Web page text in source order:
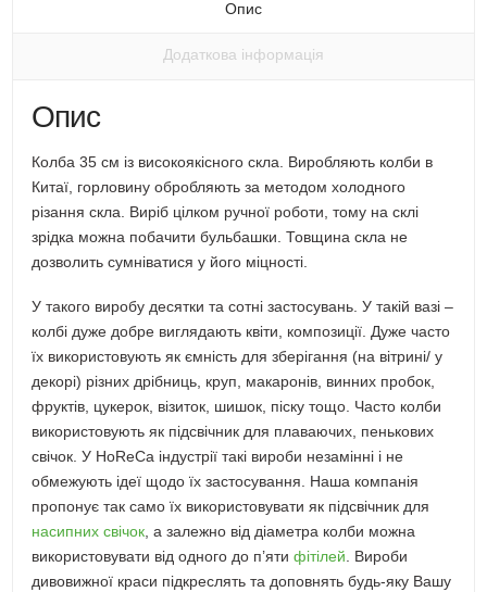
Опис
Додаткова інформація
Опис
Колба 35 см із високоякісного скла. Виробляють колби в
Китаї, горловину обробляють за методом холодного
різання скла. Виріб цілком ручної роботи, тому на склі
зрідка можна побачити бульбашки. Товщина скла не
дозволить сумніватися у його міцності.
У такого виробу десятки та сотні застосувань. У такій вазі –
колбі дуже добре виглядають квіти, композиції. Дуже часто
їх використовують як ємність для зберігання (на вітрині/ у
декорі) різних дрібниць, круп, макаронів, винних пробок,
фруктів, цукерок, візиток, шишок, піску тощо. Часто колби
використовують як підсвічник для плаваючих, пенькових
свічок. У HoReCa індустрії такі вироби незамінні і не
обмежують ідеї щодо їх застосування. Наша компанія
пропонує так само їх використовувати як підсвічник для
насипних свічок , а залежно від діаметра колби можна
використовувати від одного до п’ятифітілей . Вироби
дивовижної краси підкреслять та доповнять будь-яку Вашу